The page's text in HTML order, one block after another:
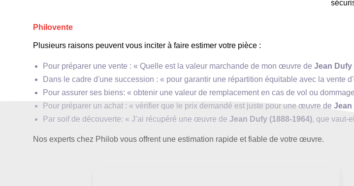
Philovente
Plusieurs raisons peuvent vous inciter à faire estimer votre pièce :
Pour préparer une vente : « Quelle est la valeur marchande de mon œuvre deJean Dufy
Dans le cadre d'une succession : « pour garantir une répartition équitable avec la vente
Pour assurer ses biens: « obtenir une valeur de remplacement en cas de vol ou
Pour préparer un achat : « vérifier que le prix demandé est juste pour une œuvre deJean
Par soif de découverte: « J’ai récupéré une œuvre deJean Dufy (1888-1964), que vaut-
Nos experts chez Philob vous offrent une estimation rapide et fiable de votre œuvre.